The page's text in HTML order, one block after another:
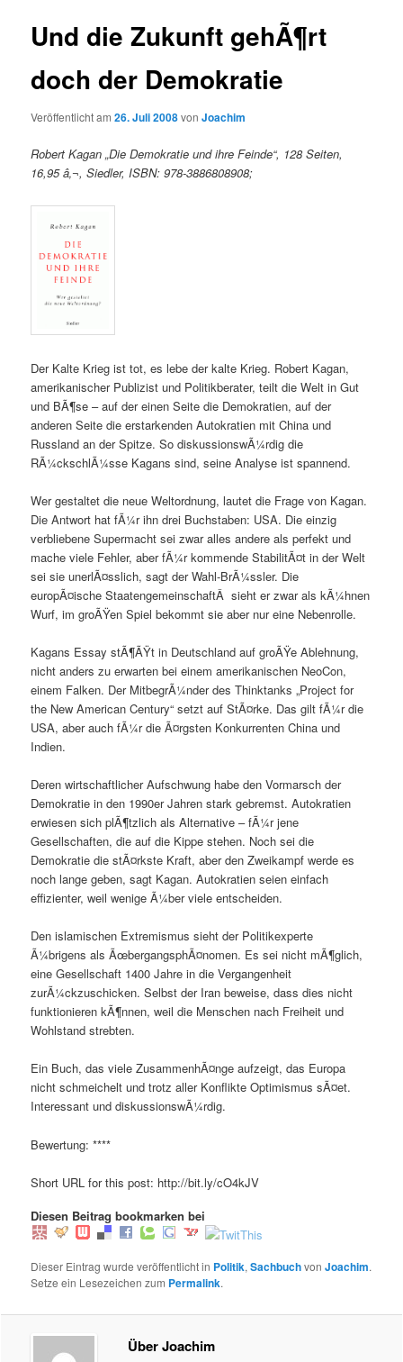
Und die Zukunft gehÃ¶rt
doch der Demokratie
Veröffentlicht am26. Juli 2008vonJoachim
Robert Kagan „Die Demokratie und ihre Feinde“, 128 Seiten,
16,95 â‚¬, Siedler, ISBN: 978-3886808908;
Der Kalte Krieg ist tot, es lebe der kalte Krieg. Robert Kagan,
amerikanischer Publizist und Politikberater, teilt die Welt in Gut
und BÃ¶se – auf der einen Seite die Demokratien, auf der
anderen Seite die erstarkenden Autokratien mit China und
Russland an der Spitze. So diskussionswÃ¼rdig die
RÃ¼ckschlÃ¼sse Kagans sind, seine Analyse ist spannend.
Wer gestaltet die neue Weltordnung, lautet die Frage von Kagan.
Die Antwort hat fÃ¼r ihn drei Buchstaben: USA. Die einzig
verbliebene Supermacht sei zwar alles andere als perfekt und
mache viele Fehler, aber fÃ¼r kommende StabilitÃ¤t in der Welt
sei sie unerlÃ¤sslich, sagt der Wahl-BrÃ¼ssler. Die
europÃ¤ische StaatengemeinschaftÂ sieht er zwar als kÃ¼hnen
Wurf, im groÃŸen Spiel bekommt sie aber nur eine Nebenrolle.
Kagans Essay stÃ¶ÃŸt in Deutschland auf groÃŸe Ablehnung,
nicht anders zu erwarten bei einem amerikanischen NeoCon,
einem Falken. Der MitbegrÃ¼nder des Thinktanks „Project for
the New American Century“ setzt auf StÃ¤rke. Das gilt fÃ¼r die
USA, aber auch fÃ¼r die Ã¤rgsten Konkurrenten China und
Indien.
Deren wirtschaftlicher Aufschwung habe den Vormarsch der
Demokratie in den 1990er Jahren stark gebremst. Autokratien
erwiesen sich plÃ¶tzlich als Alternative – fÃ¼r jene
Gesellschaften, die auf die Kippe stehen. Noch sei die
Demokratie die stÃ¤rkste Kraft, aber den Zweikampf werde es
noch lange geben, sagt Kagan. Autokratien seien einfach
effizienter, weil wenige Ã¼ber viele entscheiden.
Den islamischen Extremismus sieht der Politikexperte
Ã¼brigens als ÃœbergangsphÃ¤nomen. Es sei nicht mÃ¶glich,
eine Gesellschaft 1400 Jahre in die Vergangenheit
zurÃ¼ckzuschicken. Selbst der Iran beweise, dass dies nicht
funktionieren kÃ¶nnen, weil die Menschen nach Freiheit und
Wohlstand strebten.
Ein Buch, das viele ZusammenhÃ¤nge aufzeigt, das Europa
nicht schmeichelt und trotz aller Konflikte Optimismus sÃ¤et.
Interessant und diskussionswÃ¼rdig.
Bewertung: ****
Short URL for this post: http://bit.ly/cO4kJV
Diesen Beitrag bookmarken bei
Dieser Eintrag wurde veröffentlicht in Politik,SachbuchvonJoachim.
Setze ein Lesezeichen zum Permalink.
Über Joachim